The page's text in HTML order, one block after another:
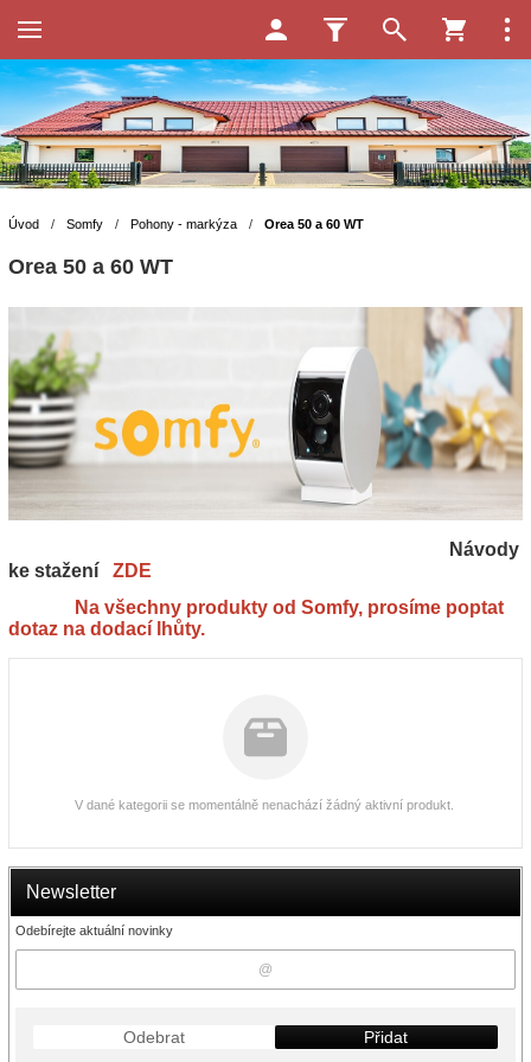
Newsletter
Odebírejte aktuální novinky
Odebrat Přidat
Úvod / Somfy / Pohony - markýza / Orea 50 a 60 WT
Orea 50 a 60 WT
Návody
ke stažení ZDE
Na všechny produkty od Somfy, prosíme poptat
dotaz na dodací lhůty.
V dané kategorii se momentálně nenachází žádný aktivní produkt.